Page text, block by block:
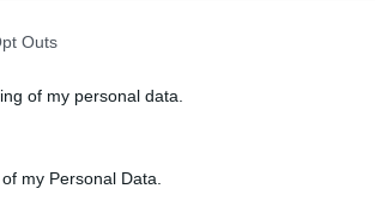
Outs
of my personal data.
my Personal Data.
díjat” is hajlandó lenne